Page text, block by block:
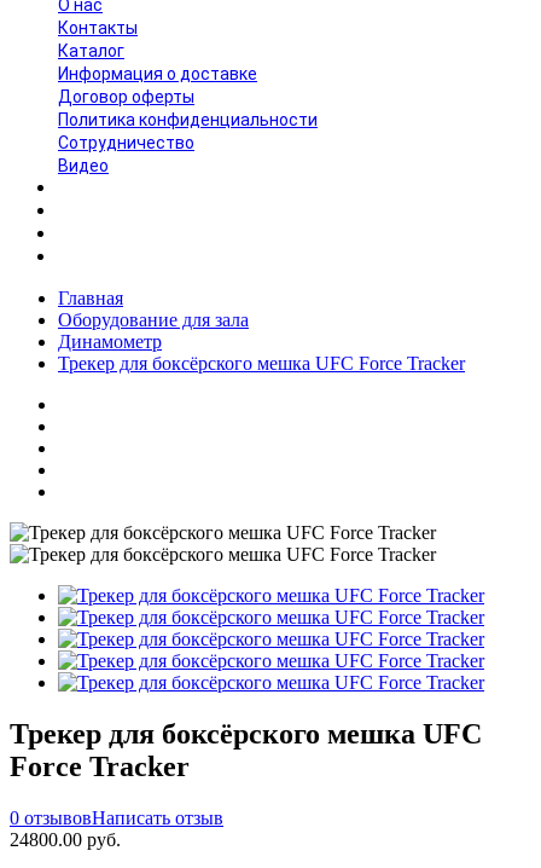
O нас
Контакты
Каталог
Информация о доставке
Договор оферты
Политика конфиденциальности
Сотрудничество
Видео
Главная
Оборудование для зала
Динамометр
Трекер для боксёрского мешка UFC Force Tracker
Трекер для боксёрского мешка UFC
Force Tracker
0 отзывовНаписать отзыв
24800.00 руб.